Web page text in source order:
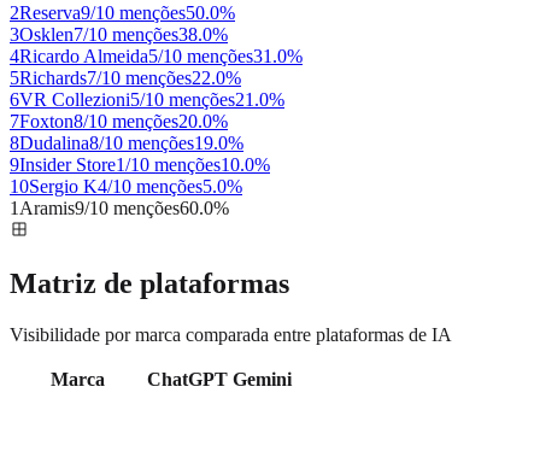
2Reserva9/10 menções50.0%
3Osklen7/10 menções38.0%
4Ricardo Almeida5/10 menções31.0%
5Richards7/10 menções22.0%
6VR Collezioni5/10 menções21.0%
7Foxton8/10 menções20.0%
8Dudalina8/10 menções19.0%
9Insider Store1/10 menções10.0%
10Sergio K4/10 menções5.0%
1 Aramis9/10 menções60.0%
Matriz de plataformas
Visibilidade por marca comparada entre plataformas de IA
Marca ChatGPT Gemini